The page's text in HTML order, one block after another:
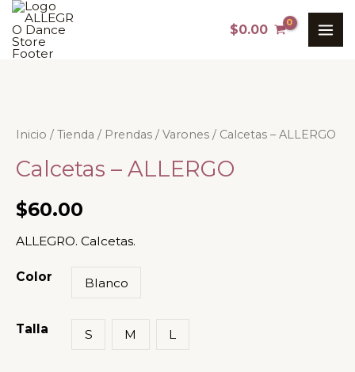
contenido
$0.00
Inicio / Tienda / Prendas / Varones / Calcetas – ALLERGO
Calcetas – ALLERGO
$60.00
ALLEGRO. Calcetas.
Color Blanco
Talla S M L
Calcetas
ALLERGO
cantidad